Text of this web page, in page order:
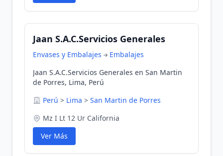
Jaan S.A.C.Servicios Generales
Envases y Embalajes
Embalajes
Jaan S.A.C.Servicios Generales en San Martin
de Porres, Lima, Perú
Perú > Lima > San Martin de Porres
Mz I Lt 12 Ur California
Ver Más